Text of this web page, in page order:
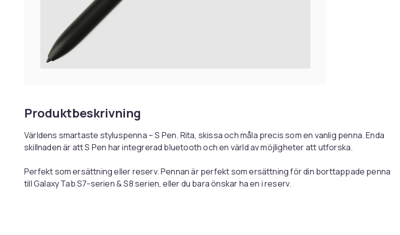
Produktbeskrivning
Världens smartaste styluspenna – S Pen. Rita, skissa och måla precis som en vanlig penna. Enda
skillnaden är att S Pen har integrerad bluetooth och en värld av möjligheter att utforska.
Perfekt som ersättning eller reserv. Pennan är perfekt som ersättning för din borttappade penna
till Galaxy Tab S7-serien & S8 serien, eller du bara önskar ha en i reserv.